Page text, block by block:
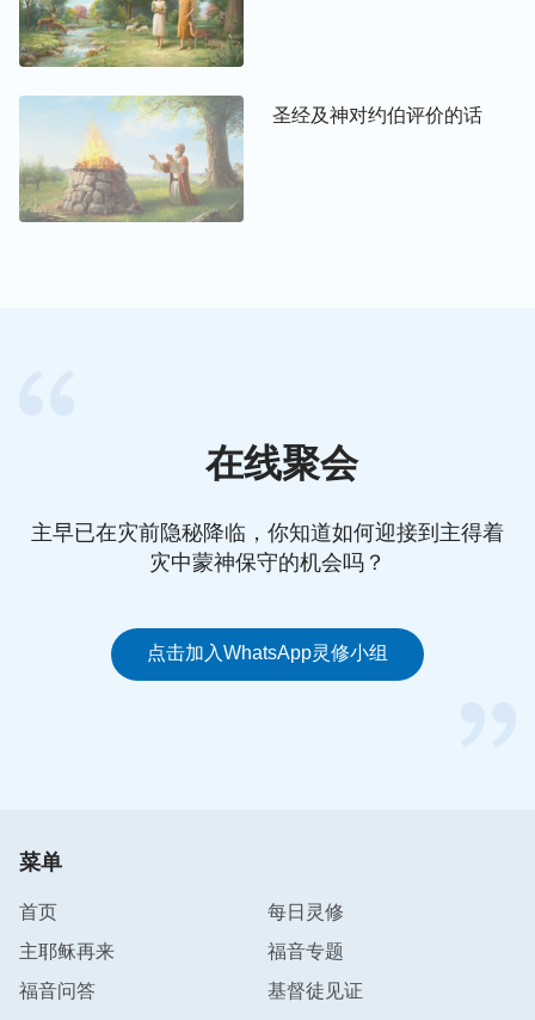
枯燥乏味了。可以说，在讲述这些事例的过程中，用
人的语言把神当时心里想的细节都告诉给人了，把神
告诉给人的目的就是让人能够体会到、能够感受到神
的所有所是不是一个公式，不是一种传说，不是一种
人看不到摸不到的东西，而是实实际际存在的，让人
能感受到、能体会得到，这是最终的目的。生在这个
时代，在主耶稣所作的这些工作范围里，你会
肉身发表出来，也透过人性让人看得见、体会得到。
在人子身上，人看到了神在肉身中的人性活出，也看
到了一位实实际际的神，也让人对神有了不同的概
念。而在创世以后与律法时代结束这期间，也就是恩
靠近，神给人更多的印象是忽隐忽现，甚至神的每一
个心思意念让人都感觉是那么的神秘莫测、那么的难
以琢磨，人根本就够不上，更不用说去揣摩、去体会
了。对人来说，神的一切都很遥远，遥远得让人看不
见，让人摸不着，他似乎在天际，又似乎根本就不存
圣经及神对约伯评价的话
在线聚会
主早已在灾前隐秘降临，你知道如何迎接到主得着
灾中蒙神保守的机会吗？
点击加入WhatsApp灵修小组
菜单
首页
每日灵修
主耶稣再来
福音专题
福音问答
基督徒见证